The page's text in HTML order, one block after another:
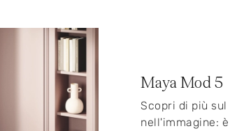
Maya Mod 5
Scopri di più sul
nell'immagine: